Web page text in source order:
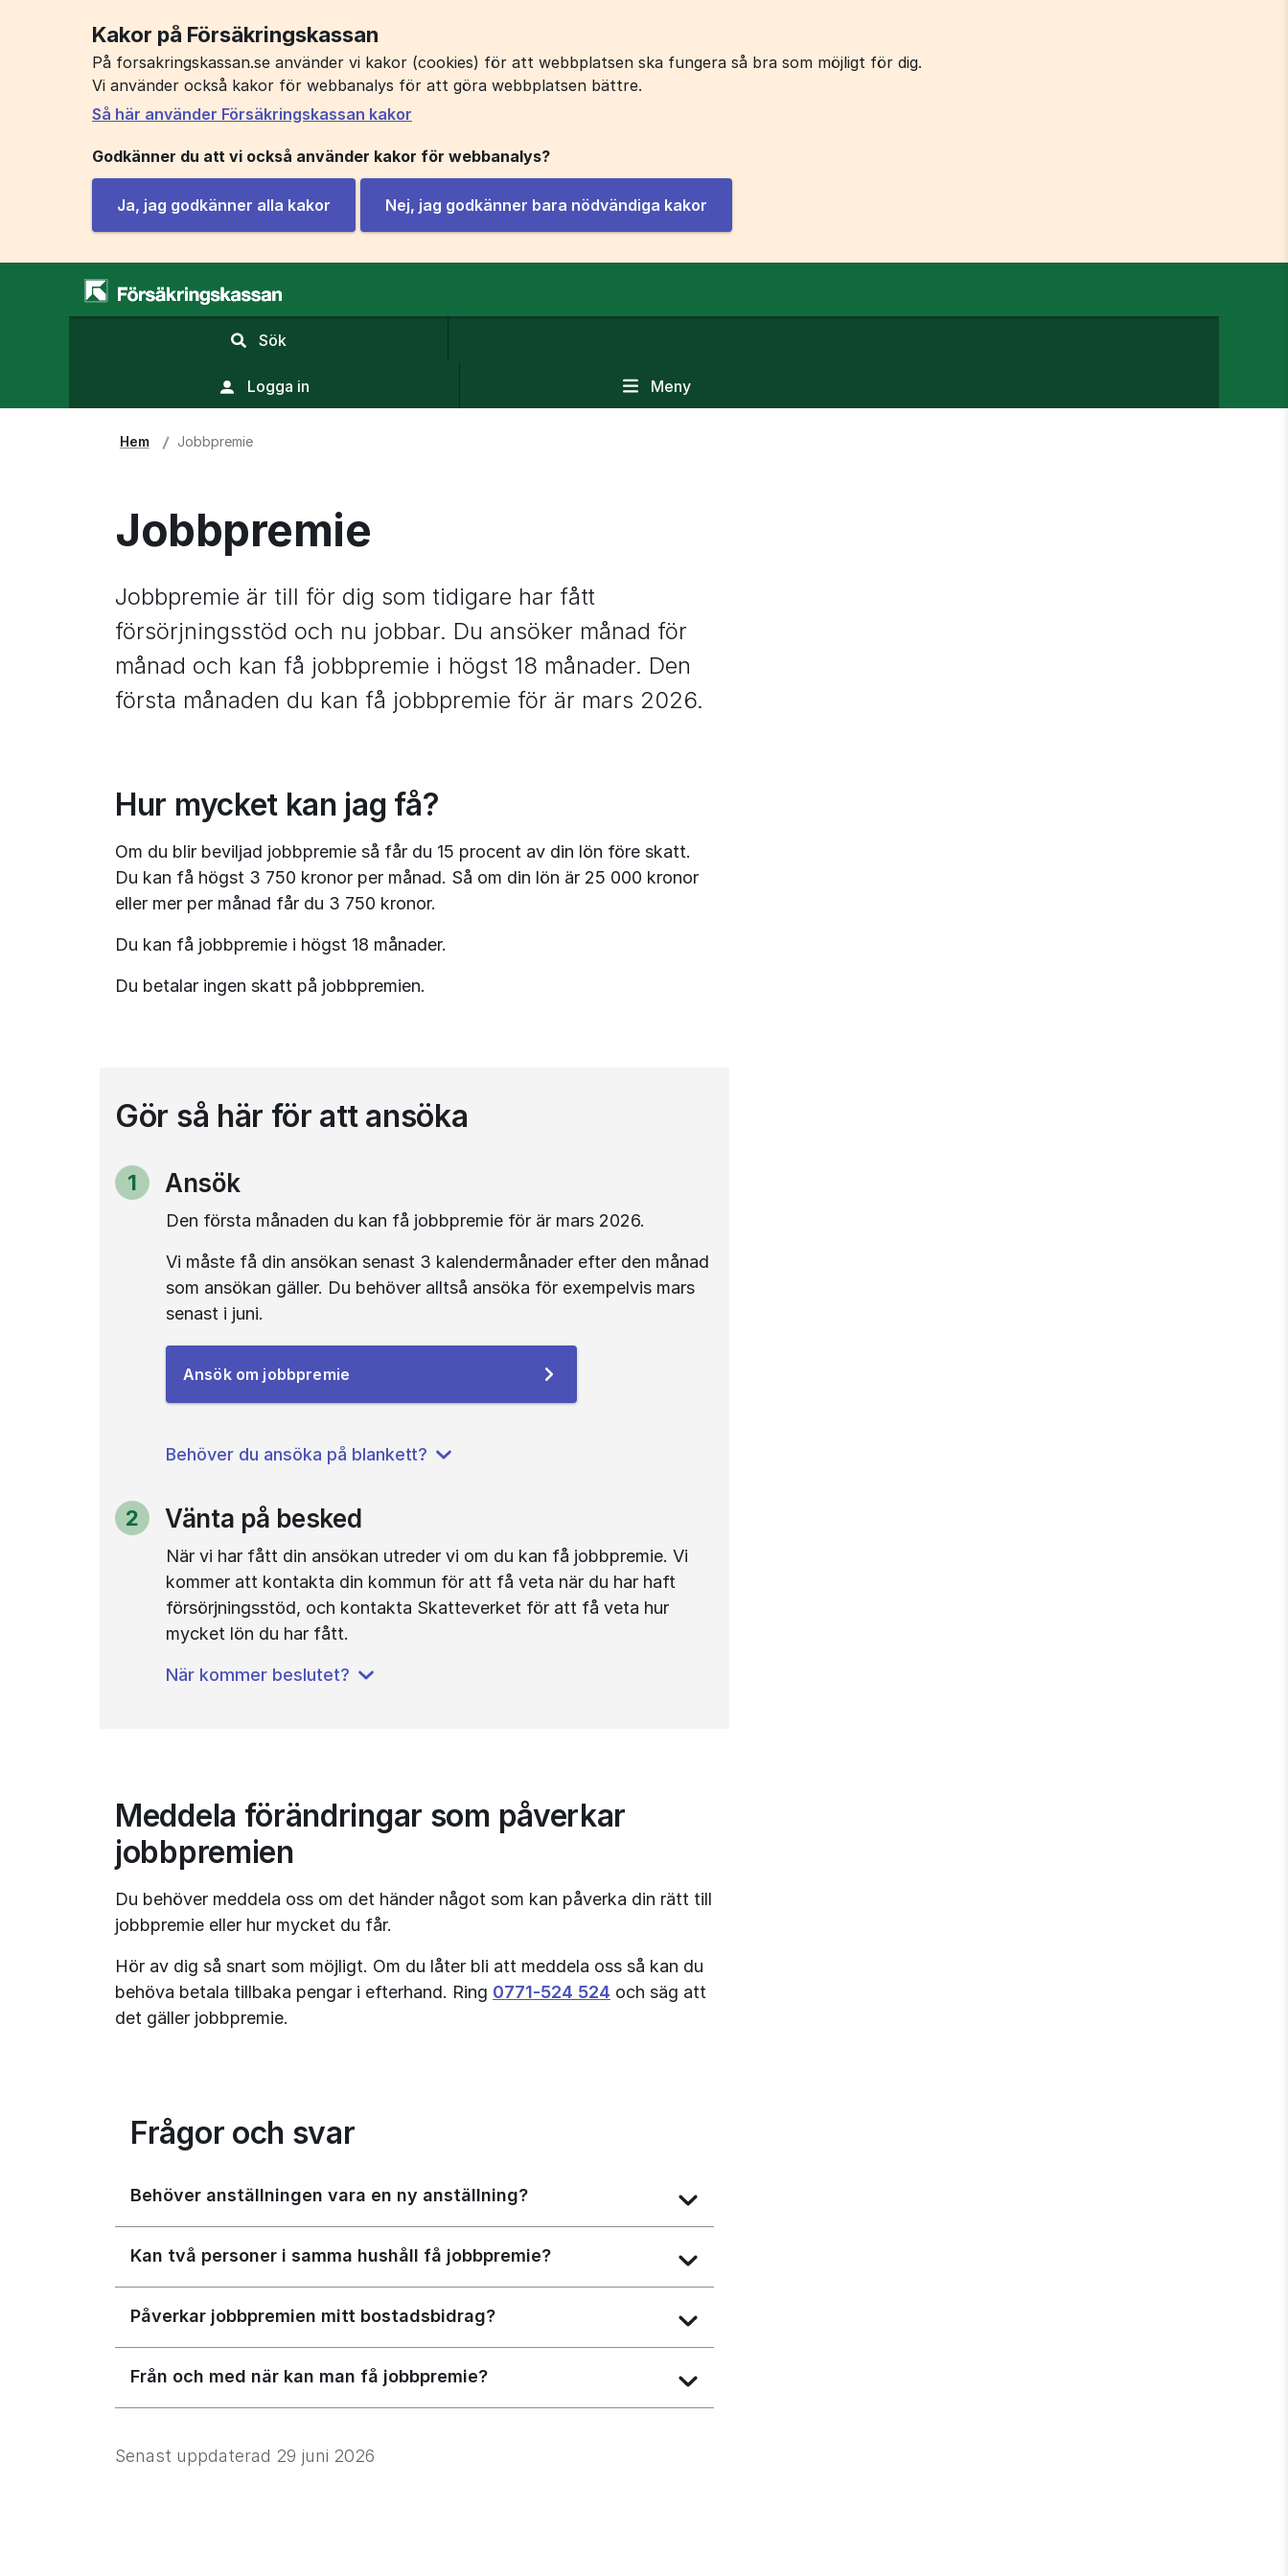
Kakor på Försäkringskassan
På forsakringskassan.se använder vi kakor (cookies) för att webbplatsen ska fungera så bra som möjligt för dig.
Vi använder också kakor för webbanalys för att göra webbplatsen bättre.
Så här använder Försäkringskassan kakor
Godkänner du att vi också använder kakor för webbanalys?
Ja, jag godkänner alla kakor Nej, jag godkänner bara nödvändiga kakor
Sök,
sökfält
Logga in Meny
Hem Jobbpremie
Jobbpremie
Jobbpremie är till för dig som tidigare har fått
försörjningsstöd och nu jobbar. Du ansöker månad för
månad och kan få jobbpremie i högst 18 månader. Den
första månaden du kan få jobbpremie för är mars 2026.
Hur mycket kan jag få?
Om du blir beviljad jobbpremie så får du 15 procent av din lön före skatt.
Du kan få högst 3 750 kronor per månad. Så om din lön är 25 000 kronor
eller mer per månad får du 3 750 kronor.
Du kan få jobbpremie i högst 18 månader.
Du betalar ingen skatt på jobbpremien.
Gör så här för att ansöka
Steg
1 Ansök
Den första månaden du kan få jobbpremie för är mars 2026.
Vi måste få din ansökan senast 3 kalendermånader efter den månad
som ansökan gäller. Du behöver alltså ansöka för exempelvis mars
senast i juni.
Ansök om jobbpremie
Behöver du ansöka på blankett?
Steg
2 Vänta på besked
När vi har fått din ansökan utreder vi om du kan få jobbpremie. Vi
kommer att kontakta din kommun för att få veta när du har haft
försörjningsstöd, och kontakta Skatteverket för att få veta hur
mycket lön du har fått.
När kommer beslutet?
Meddela förändringar som påverkar
jobbpremien
Du behöver meddela oss om det händer något som kan påverka din rätt till
jobbpremie eller hur mycket du får.
Hör av dig så snart som möjligt. Om du låter bli att meddela oss så kan du
behöva betala tillbaka pengar i efterhand. Ring 0771‑524 524 och säg att
det gäller jobbpremie.
Frågor och svar
Behöver anställningen vara en ny anställning?
Kan två personer i samma hushåll få jobbpremie?
Påverkar jobbpremien mitt bostadsbidrag?
Från och med när kan man få jobbpremie?
Senast uppdaterad 29 juni 2026